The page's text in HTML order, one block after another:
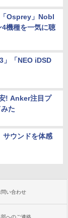
Osprey」Nobl
機種を一気に聴
「NEO iDSD
! Anker注目プ
た
サウンドを体感
問い合わせ
部へのご連絡